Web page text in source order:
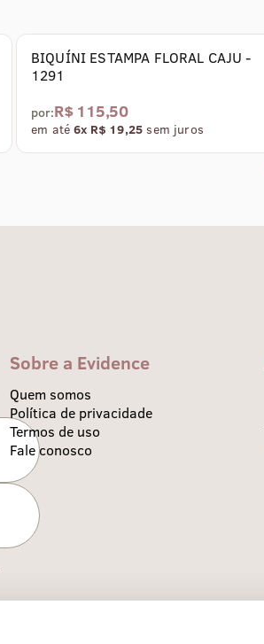
BIQUÍNI ESTAMPA FLORAL CAJU -
1291
por:R$ 115,50
em até6x R$ 19,25 sem juros
Sobre a Evidence
Quem somos
Política de privacidade
Termos de uso
Fale conosco